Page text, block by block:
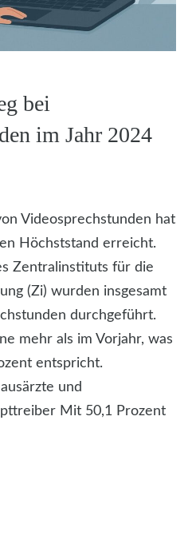
bei
im Jahr 2024
Videosprechstunden hat
Höchststand erreicht.
Zentralinstituts für die
(Zi) wurden insgesamt
durchgeführt.
mehr als im Vorjahr, was
entspricht.
und
Mit 50,1 Prozent